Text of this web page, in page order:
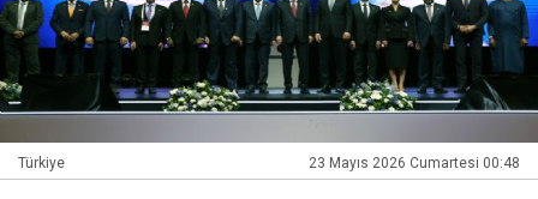
Türkiye 23 Mayıs 2026 Cumartesi 00:48